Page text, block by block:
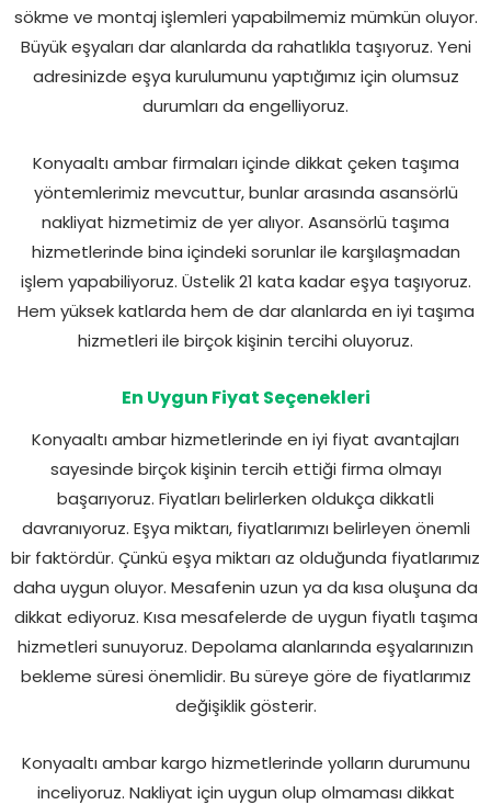
sökme ve montaj işlemleri yapabilmemiz mümkün oluyor.
Büyük eşyaları dar alanlarda da rahatlıkla taşıyoruz. Yeni
adresinizde eşya kurulumunu yaptığımız için olumsuz
durumları da engelliyoruz.
Konyaaltı ambar firmaları içinde dikkat çeken taşıma
yöntemlerimiz mevcuttur, bunlar arasında asansörlü
nakliyat hizmetimiz de yer alıyor. Asansörlü taşıma
hizmetlerinde bina içindeki sorunlar ile karşılaşmadan
işlem yapabiliyoruz. Üstelik 21 kata kadar eşya taşıyoruz.
Hem yüksek katlarda hem de dar alanlarda en iyi taşıma
hizmetleri ile birçok kişinin tercihi oluyoruz.
En Uygun Fiyat Seçenekleri
Konyaaltı ambar hizmetlerinde en iyi fiyat avantajları
sayesinde birçok kişinin tercih ettiği firma olmayı
başarıyoruz. Fiyatları belirlerken oldukça dikkatli
davranıyoruz. Eşya miktarı, fiyatlarımızı belirleyen önemli
bir faktördür. Çünkü eşya miktarı az olduğunda fiyatlarımız
daha uygun oluyor. Mesafenin uzun ya da kısa oluşuna da
dikkat ediyoruz. Kısa mesafelerde de uygun fiyatlı taşıma
hizmetleri sunuyoruz. Depolama alanlarında eşyalarınızın
bekleme süresi önemlidir. Bu süreye göre de fiyatlarımız
değişiklik gösterir.
Konyaaltı ambar kargo hizmetlerinde yolların durumunu
inceliyoruz. Nakliyat için uygun olup olmaması dikkat